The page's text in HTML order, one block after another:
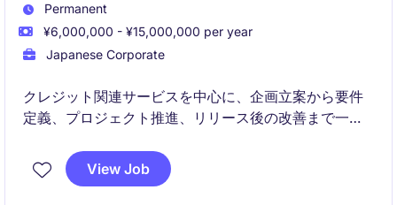
Permanent
¥6,000,000 - ¥15,000,000 per year
Japanese Corporate
クレジット関連サービスを中心に、企画立案から要件
定義、プロジェクト推進、リリース後の改善まで一貫
す。
View Job